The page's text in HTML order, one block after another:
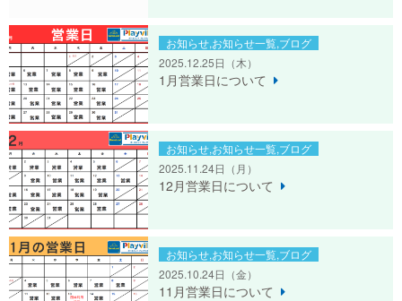
お知らせ,お知らせ一覧,ブログ
2025.12.25日 （木）
1月営業日について
お知らせ,お知らせ一覧,ブログ
2025.11.24日 （月）
12月営業日について
お知らせ,お知らせ一覧,ブログ
2025.10.24日 （金）
11月営業日について